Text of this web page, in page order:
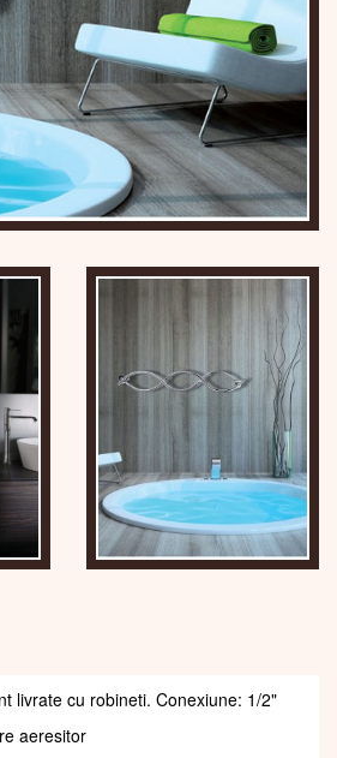
livrate cu robineti. Conexiune: 1/2"
aeresitor